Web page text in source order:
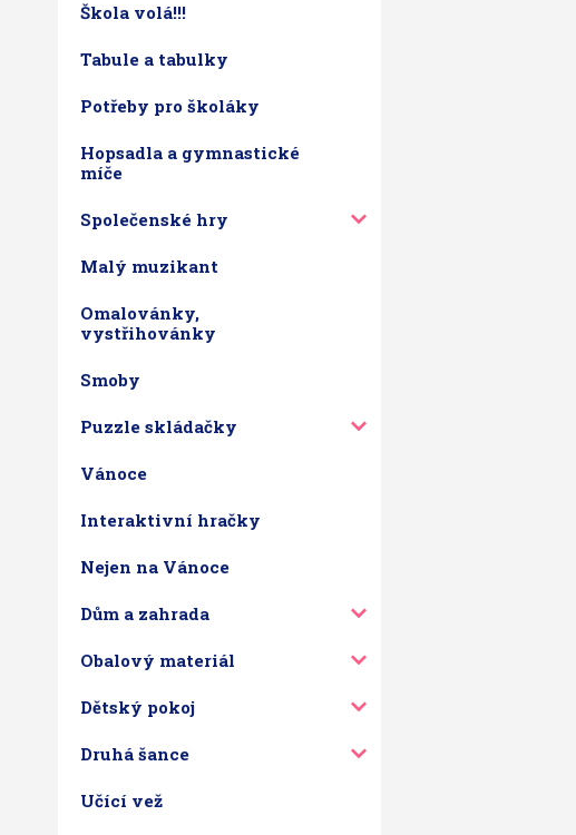
Škola volá!!!
Tabule a tabulky
Potřeby pro školáky
Hopsadla a gymnastické
míče
Společenské hry
Malý muzikant
Omalovánky,
vystřihovánky
Smoby
Puzzle skládačky
Vánoce
Interaktivní hračky
Nejen na Vánoce
Dům a zahrada
Obalový materiál
Dětský pokoj
Druhá šance
Učící vež